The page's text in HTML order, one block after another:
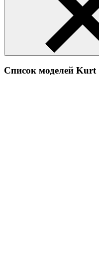
Список моделей Kurt